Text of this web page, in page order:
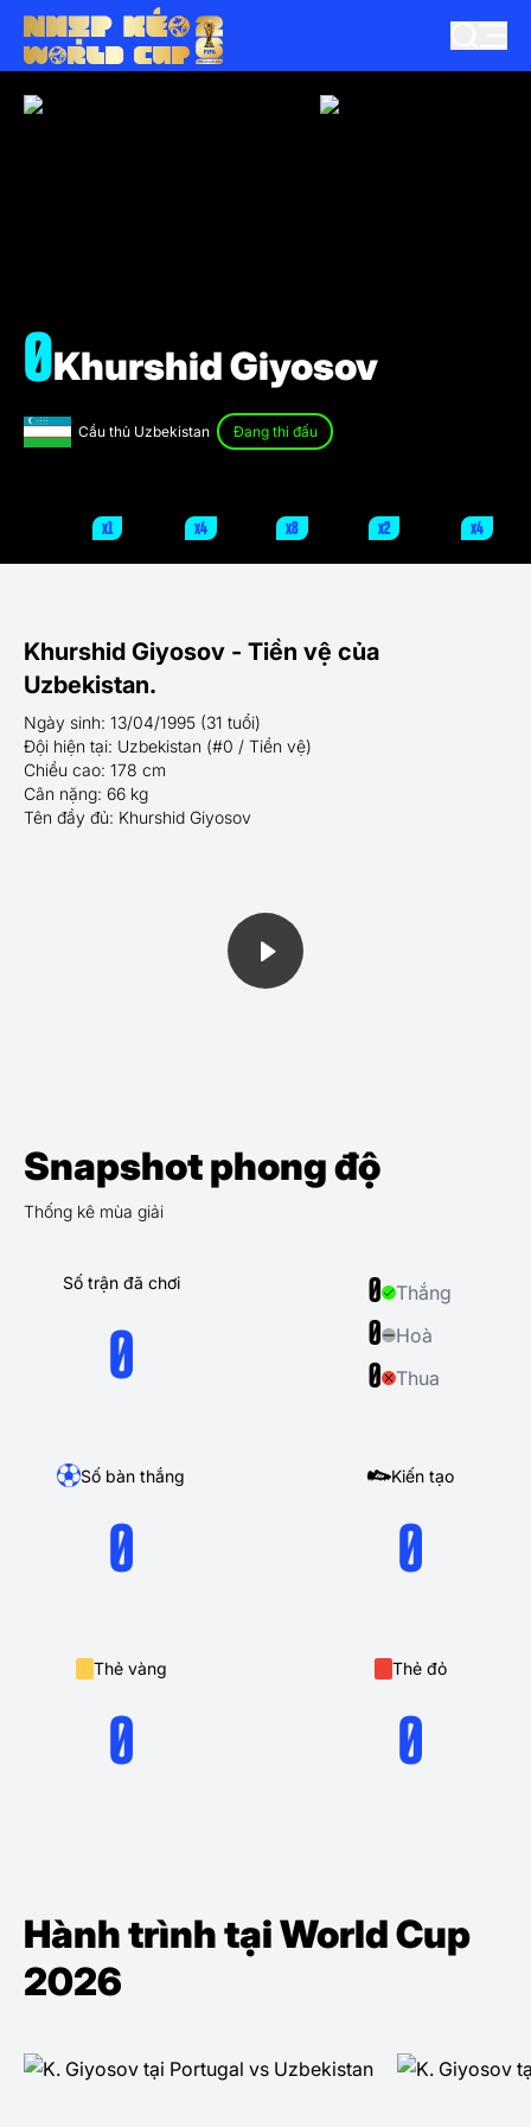
Cầu thủ Uzbekistan Đang thi đấu
0Khurshid Giyosov
x1 x4 x8 x2 x4
Khurshid Giyosov - Tiền vệ của
Uzbekistan.
Ngày sinh: 13/04/1995 (31 tuổi)
Đội hiện tại: Uzbekistan (#0 / Tiền vệ)
Chiều cao: 178 cm
Cân nặng: 66 kg
Tên đầy đủ: Khurshid Giyosov
Snapshot phong độ
Thống kê mùa giải
Số trận đã chơi
0
Số bàn thắng
0
Kiến tạo
0
Thẻ vàng
0
Thẻ đỏ
0
0 Thắng
0 Hoà
0 Thua
Hành trình tại World Cup
2026